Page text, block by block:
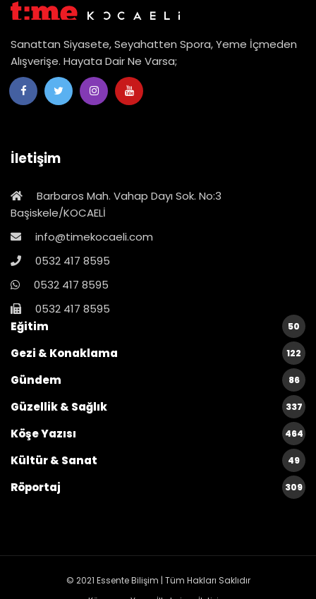
Sanattan Siyasete, Seyahatten Spora, Yeme İçmeden
Alışverişe. Hayata Dair Ne Varsa;
İletişim
Barbaros Mah. Vahap Dayı Sok. No:3
Başiskele/KOCAELİ
info@timekocaeli.com
0532 417 8595
0532 417 8595
0532 417 8595
Eğitim
50
Gezi & Konaklama 122
Gündem 86
Güzellik & Sağlık 337
Köşe Yazısı 464
Kültür & Sanat 49
Röportaj 309
© 2021 Essente Bilişim | Tüm Hakları Saklıdır